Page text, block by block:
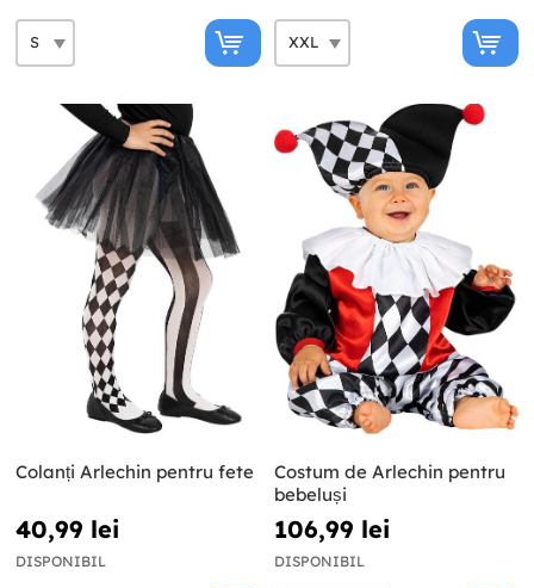
Colanți Arlechin pentru fete
40,99 lei
DISPONIBIL
Costum de Arlechin pentru
bebeluși
106,99 lei
DISPONIBIL